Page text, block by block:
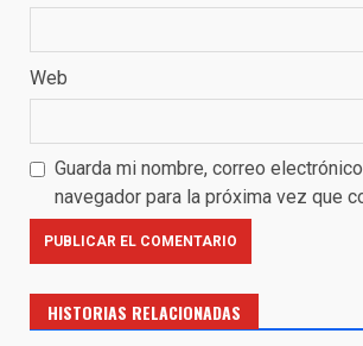
Web
Guarda mi nombre, correo
navegador para la próxima vez que
HISTORIAS RELACIONADAS